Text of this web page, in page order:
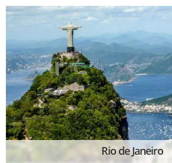
Rio de Janeiro